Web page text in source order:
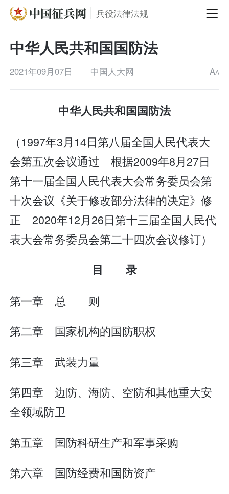
兵役法律法规
中华人民共和国国防法
2021年09月07日 中国人大网 AA
中华人民共和国国防法
（1997年3月14日第八届全国人民代表大
会第五次会议通过 根据2009年8月27日
第十一届全国人民代表大会常务委员会第
十次会议《关于修改部分法律的决定》修
正 2020年12月26日第十三届全国人民代
表大会常务委员会第二十四次会议修订）
目 录
第一章 总 则
第二章 国家机构的国防职权
第三章 武装力量
第四章 边防、海防、空防和其他重大安
全领域防卫
第五章 国防科研生产和军事采购
第六章 国防经费和国防资产